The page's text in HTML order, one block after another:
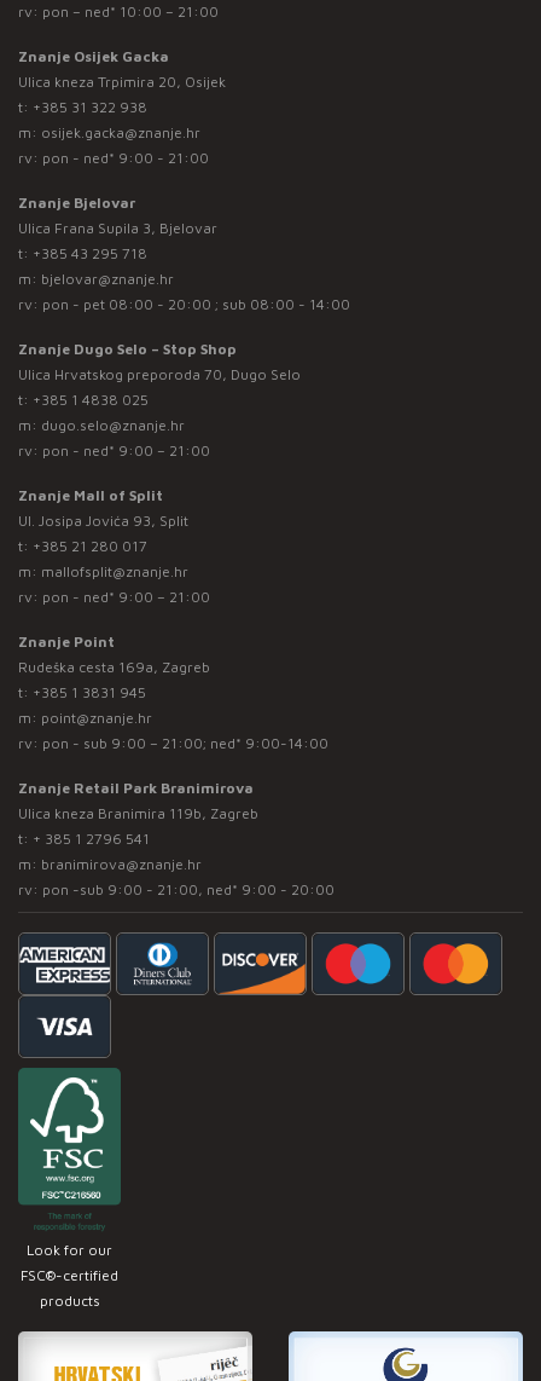
rv: pon – ned* 10:00 – 21:00
Znanje Osijek Gacka
Ulica kneza Trpimira 20, Osijek
t: +385 31 322 938
m: osijek.gacka@znanje.hr
rv: pon - ned* 9:00 - 21:00
Znanje Bjelovar
Ulica Frana Supila 3, Bjelovar
t: +385 43 295 718
m: bjelovar@znanje.hr
rv: pon - pet 08:00 - 20:00 ; sub 08:00 - 14:00
Znanje Dugo Selo – Stop Shop
Ulica Hrvatskog preporoda 70, Dugo Selo
t: +385 1 4838 025
m: dugo.selo@znanje.hr
rv: pon - ned* 9:00 – 21:00
Znanje Mall of Split
Ul. Josipa Jovića 93, Split
t: +385 21 280 017
m: mallofsplit@znanje.hr
rv: pon - ned* 9:00 – 21:00
Znanje Point
Rudeška cesta 169a, Zagreb
t: +385 1 3831 945
m: point@znanje.hr
rv: pon - sub 9:00 – 21:00; ned* 9:00-14:00
Znanje Retail Park Branimirova
Ulica kneza Branimira 119b, Zagreb
t: + 385 1 2796 541
m: branimirova@znanje.hr
rv: pon -sub 9:00 - 21:00, ned* 9:00 - 20:00
Look for our
FSC®-certified
products